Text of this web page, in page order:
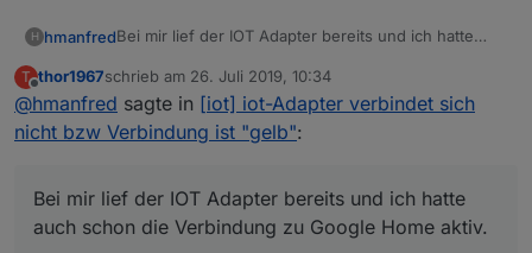
H hmanfredBei mir lief der IOT Adapter bereits und ich hatte
Dann - weiss Gott was ich da umkonfiguriert hatte -
blieb der Adapter plötzlich gelb. Alle hier
beschriebenen Versuche, das zu fixen, schlugen
Ich habe dann alles gelöscht, die Instanz, den
Adapter, die Verknüpfung in Google Home und neu
connection certificates" (ohne Häkchen "Request
email..."?!) und Neustart des Adapters.
iot.0	2019-07-26 12:27:57.184	error
T
Offline
thor1967schrieb am 26. Juli 2019, 10:34
zuletzt editiert von
@hmanfred sagte in [iot] iot-Adapter verbindet sich
nicht bzw Verbindung ist "gelb":
Bei mir lief der IOT Adapter bereits und ich hatte
auch schon die Verbindung zu Google Home aktiv.